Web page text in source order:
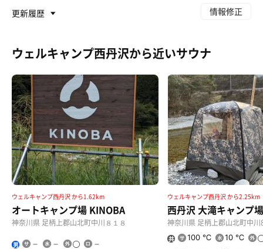
更新履歴
情報修正
ウェルキャンプ西丹沢から近いサウナ
ウェルキャンプ西丹沢 から1.62km
オートキャンプ場 KINOBA
神奈川県 足柄上郡山北町中川８１８
男
ウェルキャンプ西丹沢 から2.25km
西丹沢 大滝キャンプ場
神奈川県 足柄上郡山北町中
共
100 ℃ 10 ℃